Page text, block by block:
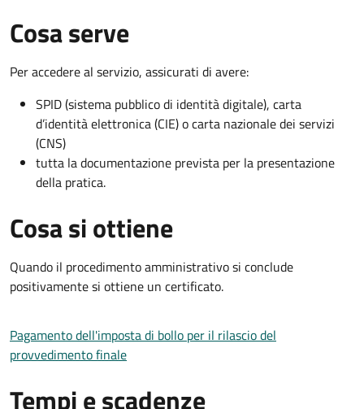
Cosa serve
Per accedere al servizio, assicurati di avere:
SPID (sistema pubblico di identità digitale), carta
d’identità elettronica (CIE) o carta nazionale dei servizi
(CNS)
tutta la documentazione prevista per la presentazione
della pratica.
Cosa si ottiene
Quando il procedimento amministrativo si conclude
positivamente si ottiene un certificato.
Pagamento dell'imposta di bollo per il rilascio del
provvedimento finale
Tempi e scadenze